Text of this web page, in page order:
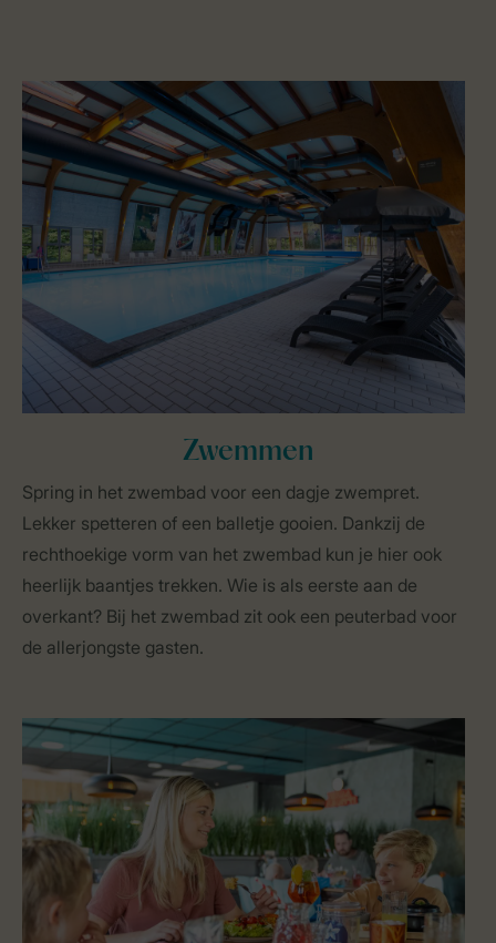
Zwemmen
Spring in het zwembad voor een dagje zwempret.
Lekker spetteren of een balletje gooien. Dankzij de
rechthoekige vorm van het zwembad kun je hier ook
heerlijk baantjes trekken. Wie is als eerste aan de
overkant? Bij het zwembad zit ook een peuterbad voor
de allerjongste gasten.